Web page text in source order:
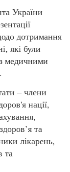
України
дотримання
які були
медичними
– члени
нації,
та
лікарень,
та